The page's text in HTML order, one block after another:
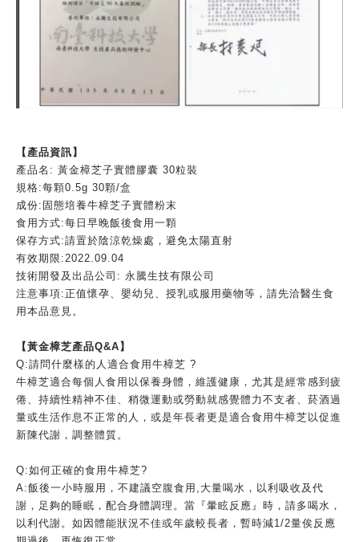
【產品資訊】
產品名 : 黃金樟芝子實體膠囊 30粒裝
規格:每顆0.5g 30顆/盒
成份: 固態培養牛樟芝子實體粉末
食用方式:每日早晚飯後食用一顆
保存方式:請置於陰涼乾燥處，避免太陽直射
有效期限 :2022.09.04
技術開發及出品公司 : 永騰生技有限公司
注意事項:正值懷孕、嬰幼兒、授乳或服用藥物等，請先洽醫生食
用本品意見。
【黃金樟芝產品Q&A 】
Q:請問什麼樣的人適合食用牛樟芝 ?
牛樟芝適合每個人食用以保養身體，維護健康，尤其是經常感到疲
倦、持續性精神不佳、稍微運動或勞動就感覺體力不支者、菸酒過
量或生活作息不正常的人，或是年長者更是適合食用牛樟芝以促進
新陳代謝，調整體質。
Q:如何正確的食用牛樟芝?
A:飯後一小時服用，不建議空腹食用 , 大量喝水，以利吸收及代
謝，足夠的睡眠，配合身體調理。當『暈眩反應』時，請多喝水，
以利代謝。如因體能狀況不佳或年歲較長者，暫時減1/2量俟反應